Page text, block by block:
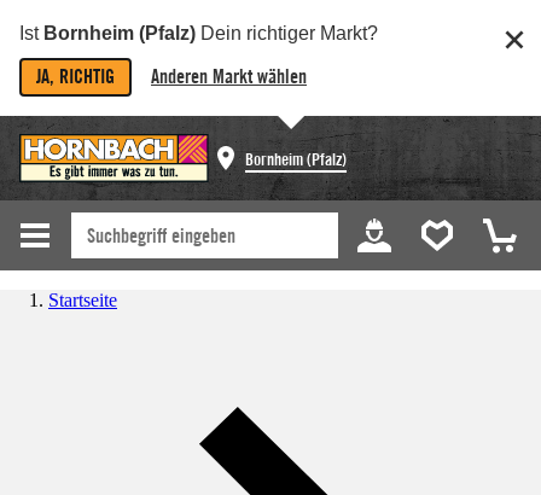
Ist Bornheim (Pfalz) Dein richtiger Markt?
JA, RICHTIG Anderen Markt wählen
Bornheim (Pfalz)
Startseite